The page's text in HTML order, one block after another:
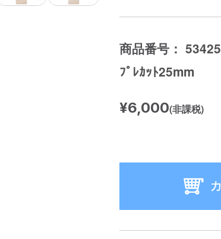
商品番号： 53425
ﾌﾟﾚｶｯﾄ25mm
¥6,000(非課税)